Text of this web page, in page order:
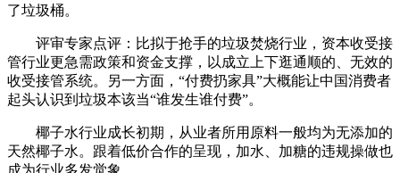
了垃圾桶。
评审专家点评：比拟于抢手的垃圾焚烧行业，资本收受接
管行业更急需政策和资金支撑，以成立上下逛通顺的、无效的
收受接管系统。另一方面，“付费扔家具”大概能让中国消费者
起头认识到垃圾本该当“谁发生谁付费”。
椰子水行业成长初期，从业者所用原料一般均为无添加的
天然椰子水。跟着低价合作的呈现，加水、加糖的违规操做也
成为行业多发觉象。